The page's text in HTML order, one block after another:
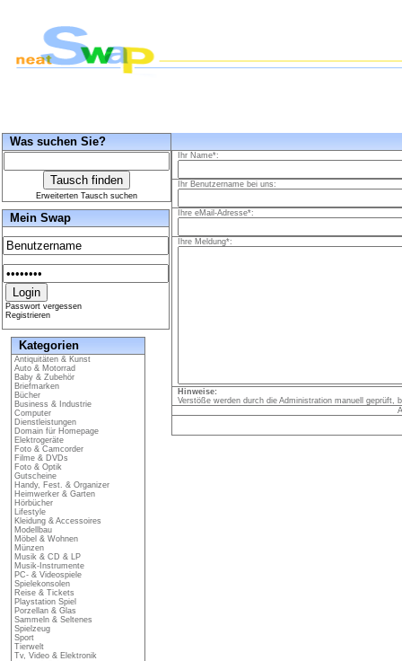
Was suchen Sie?
Erweiterten Tausch suchen
Mein Swap
Passwort vergessen
Registrieren
Kategorien
Antiquitäten & Kunst
Auto & Motorrad
Baby & Zubehör
Briefmarken
Bücher
Business & Industrie
Computer
Dienstleistungen
Domain für Homepage
Elektrogeräte
Foto & Camcorder
Filme & DVDs
Foto & Optik
Gutscheine
Handy, Fest. & Organizer
Heimwerker & Garten
Hörbücher
Lifestyle
Kleidung & Accessoires
Modellbau
Möbel & Wohnen
Münzen
Musik & CD & LP
Musik-Instrumente
PC- & Videospiele
Spielekonsolen
Reise & Tickets
Playstation Spiel
Porzellan & Glas
Sammeln & Seltenes
Spielzeug
Sport
Tierwelt
Tv, Video & Elektronik
Ihr Name*:
Ihr Benutzername bei uns:
Ihre eMail-Adresse*:
Ihre Meldung*:
Hinweise:
Verstöße werden durch die Administration manuell geprüft,